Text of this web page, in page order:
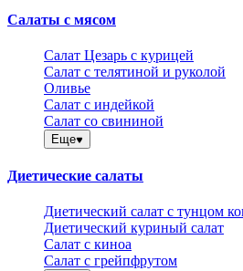
Салаты с мясом
Салат Цезарь с курицей
Салат с телятиной и руколой
Оливье
Салат с индейкой
Салат со свининой
Еще
Диетические салаты
Диетический салат с тунцом
Диетический куриный салат
Салат с киноа
Салат с грейпфрутом